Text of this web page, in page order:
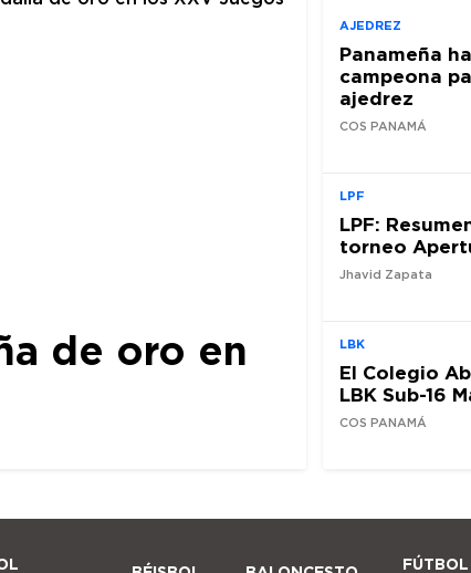
de oro en
AJEDREZ
Panameña
campeona
ajedrez
COS PANAMÁ
LPF
LPF:
torneo
Jhavid Zapata
LBK
El Colegio
LBK Sub-16
COS PANAMÁ
FÚTBOL